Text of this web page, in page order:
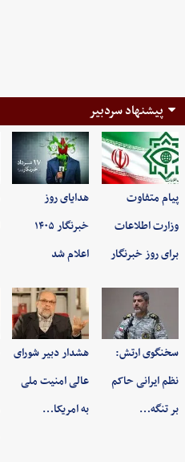
پیشنهاد سردبیر
پیام متفاوت
وزارت اطلاعات
برای روز خبرنگار
هدایای روز
خبرنگار ۱۴۰۵
اعلام شد
سخنگوی ارتش:
نظم ایرانی حاکم
بر تنگه…
هشدار دبیر شورای
عالی امنیت ملی
به امریکا…